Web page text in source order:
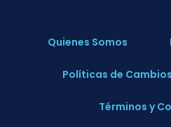
Quienes Somos
Políticas de
Términos y